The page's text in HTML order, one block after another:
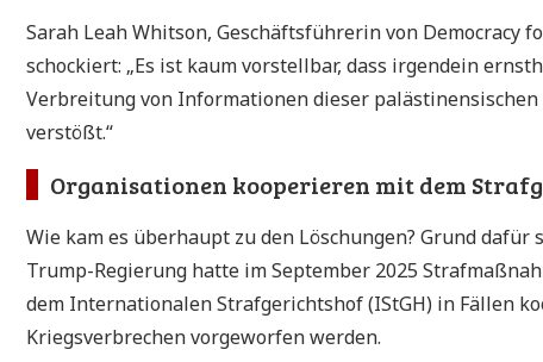
Sarah Leah Whitson, Geschäftsführerin von Democracy
schockiert: „Es ist kaum vorstellbar, dass irgendein
Verbreitung von Informationen dieser
verstößt.“
Organisationen kooperieren mit dem
Wie kam es überhaupt zu den Löschungen? Grund
Trump-Regierung hatte im September 2025
dem Internationalen Strafgerichtshof (IStGH) in Fällen
Kriegsverbrechen vorgeworfen werden.